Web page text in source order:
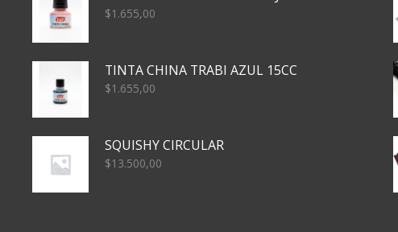
$1.655,00
TINTA CHINA TRABI AZUL 15CC
$1.655,00
SQUISHY CIRCULAR
$13.500,00